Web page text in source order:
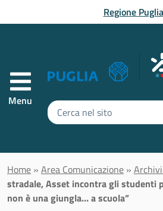
al contenuto principaleRegione Puglia
Menu
Inserisci
il
da
cercare
Home » Area Comunicazione »
stradale, Asset incontra gli studenti
non è una giungla… a scuola”